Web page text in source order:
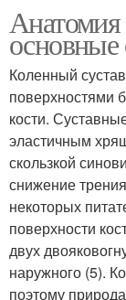
Анатомия
основные
Коленный
поверхностями
кости.
эластичным
скользкой
снижение
некоторых
поверхности
двух
наружного (5).
поэтому